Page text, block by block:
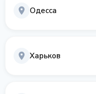
Одесса
Харьков